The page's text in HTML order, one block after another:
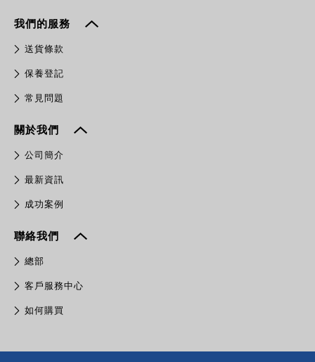
我們的服務
送貨條款
保養登記
常見問題
關於我們
公司簡介
最新資訊
成功案例
聯絡我們
總部
客戶服務中心
如何購買